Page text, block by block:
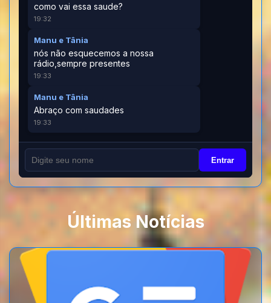
como vai essa saude?
19:32
Manu e Tânia
nós não esquecemos a nossa
rádio,sempre presentes
19:33
Manu e Tânia
Abraço com saudades
19:33
Entrar
Últimas Notícias